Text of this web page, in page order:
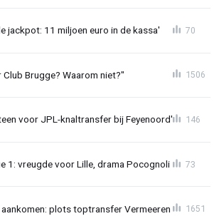
jackpot: 11 miljoen euro in de kassa' 70
Club Brugge? Waarom niet?" 1506
voor JPL-knaltransfer bij Feyenoord' 146
1: vreugde voor Lille, drama Pocognoli 73
plots toptransfer Vermeeren 1651